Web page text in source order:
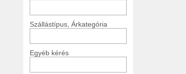
Szállástípus, Árkategória
Egyéb kérés